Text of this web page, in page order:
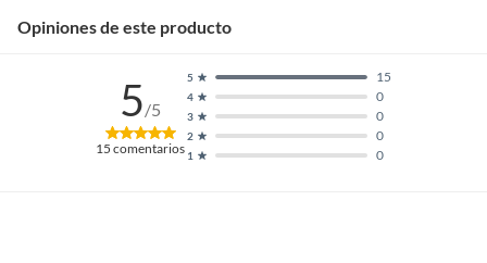
Opiniones de este producto
5/5
15 comentarios 1 0
2 0
3 0
4 0
5 15